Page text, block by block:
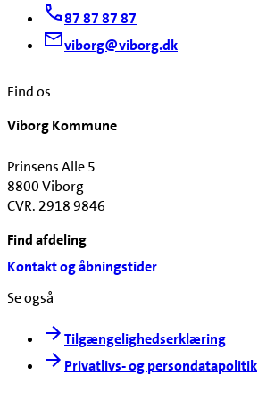
87 87 87 87
viborg@viborg.dk
Find os
Viborg Kommune
Prinsens Alle 5
8800 Viborg
CVR. 2918 9846
Find afdeling
Kontakt og åbningstider
Se også
Tilgængelighedserklæring
Privatlivs- og persondatapolitik